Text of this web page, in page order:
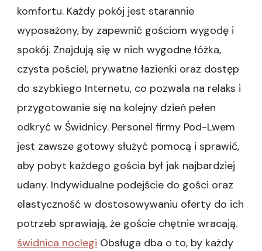
komfortu. Każdy pokój jest starannie
wyposażony, by zapewnić gościom wygodę i
spokój. Znajdują się w nich wygodne łóżka,
czysta pościel, prywatne łazienki oraz dostęp
do szybkiego Internetu, co pozwala na relaks i
przygotowanie się na kolejny dzień pełen
odkryć w Świdnicy. Personel firmy Pod-Lwem
jest zawsze gotowy służyć pomocą i sprawić,
aby pobyt każdego gościa był jak najbardziej
udany. Indywidualne podejście do gości oraz
elastyczność w dostosowywaniu oferty do ich
potrzeb sprawiają, że goście chętnie wracają.
świdnica noclegi Obsługa dba o to, by każdy